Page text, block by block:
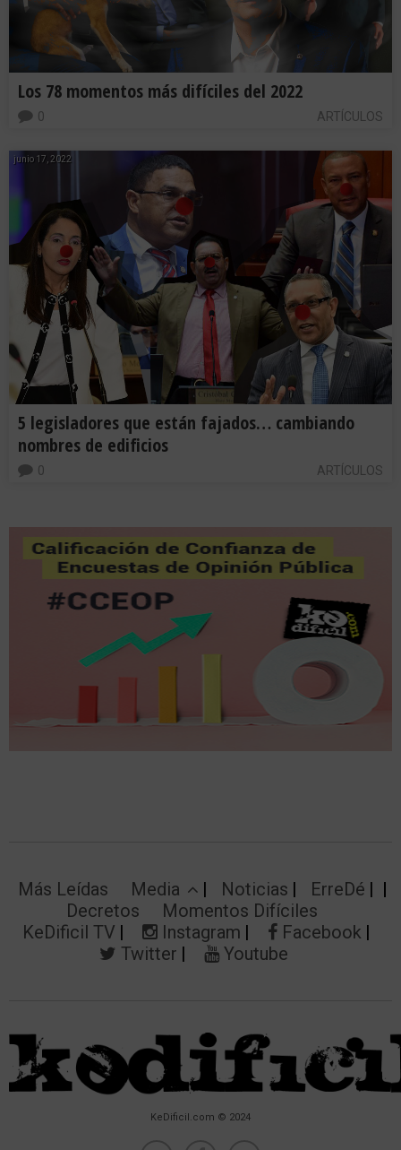
Los 78 momentos más difíciles del 2022
ARTÍCULOS
0
junio 17, 2022
5 legisladores que están fajados… cambiando
nombres de edificios
ARTÍCULOS
0
Más Leídas Media Noticias
ErreDé
Decretos
Momentos Difíciles
KeDificil TV
Instagram
Facebook
Twitter
Youtube
KeDificil.com © 2024